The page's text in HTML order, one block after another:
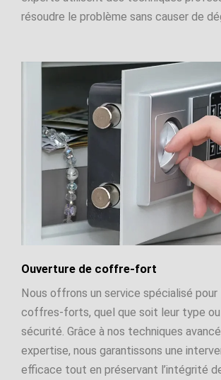
résoudre le problème sans causer de
Ouverture de coffre-fort
Nous offrons un service spécialisé
coffres-forts, quel que soit leur type ou
sécurité. Grâce à nos techniques
expertise, nous garantissons une
efficace tout en préservant l’intégrité